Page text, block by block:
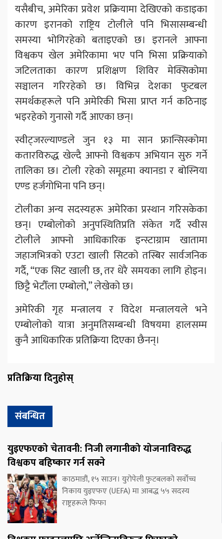
यसैबीच, अमेरिका प्रवेश प्रक्रियामा देखिएको कडाइका
कारण इरानको राष्ट्रिय टोलीले पनि भिसासम्बन्धी
समस्या भोगिरहेको बताइएको छ। इरानले आफ्ना
विश्वकप खेल अमेरिकामा भए पनि भिसा प्रक्रियाको
जटिलताका कारण प्रशिक्षण शिविर मेक्सिकोमा
सञ्चालन गरिरहेको छ। विभिन्न देशका फुटबल
समर्थकहरूले पनि अमेरिकी भिसा प्राप्त गर्न कठिनाइ
भइरहेको गुनासो गर्दै आएका छन्।
स्वीट्जरल्याण्डले जुन १३ मा सान फ्रान्सिस्कोमा
कतारविरुद्ध खेल्दै आफ्नो विश्वकप अभियान सुरु गर्ने
तालिका छ। टोली रहेको समूहमा क्यानडा र बोस्निया
एण्ड हर्जगोभिना पनि छन्।
टोलीका अन्य सदस्यहरू अमेरिका प्रस्थान गरिसकेका
छन्। एम्बोलोको अनुपस्थितिप्रति संकेत गर्दै स्वीस
टोलीले आफ्नो आधिकारिक इन्स्टाग्राम खातामा
जहाजभित्रको एउटा खाली सिटको तस्बिर सार्वजनिक
गर्दै, “एक सिट खाली छ, तर धेरै समयका लागि होइन।
छिट्टै भेटौँला एम्बोलो,” लेखेको छ।
अमेरिकी गृह मन्त्रालय र विदेश मन्त्रालयले भने
एम्बोलोको यात्रा अनुमतिसम्बन्धी विषयमा हालसम्म
कुनै आधिकारिक प्रतिक्रिया दिएका छैनन्।
प्रतिक्रिया दिनुहोस्
संबन्धित
युइएफएको चेतावनी: निजी लगानीको योजनाविरुद्ध
विश्वकप बहिष्कार गर्न सक्ने
काठमाडौं, १५ साउन। युरोपेली फुटबलको सर्वोच्च
निकाय युइएफए (UEFA) मा आबद्ध ५५ सदस्य
राष्ट्रहरूले फिफा